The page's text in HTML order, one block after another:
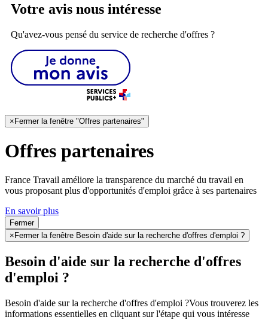
Votre avis nous intéresse
Qu'avez-vous pensé du service de recherche d'offres ?
×Fermer la fenêtre "Offres partenaires"
Offres partenaires
France Travail améliore la transparence du marché du travail en
vous proposant plus d'opportunités d'emploi grâce à ses partenaires
En savoir plus
Fermer
× Fermer la fenêtre Besoin d'aide sur la recherche d'offres d'emploi ?
Besoin d'aide sur la recherche d'offres
d'emploi ?
Besoin d'aide sur la recherche d'offres d'emploi ?Vous trouverez les
informations essentielles en cliquant sur l'étape qui vous intéresse